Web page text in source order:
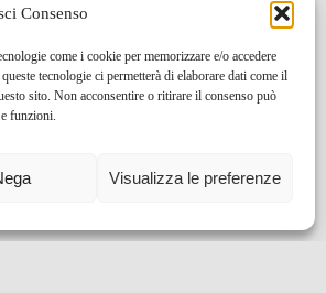
Consenso
come i cookie per memorizzare e/o accedere
tecnologie ci permetterà di elaborare dati come il
sito. Non acconsentire o ritirare il consenso può
funzioni.
Visualizza le preferenze